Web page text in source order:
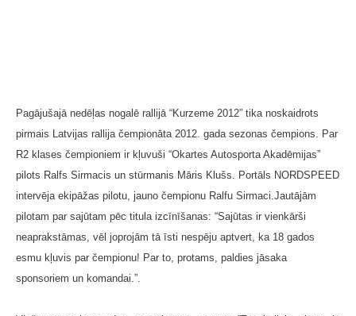
Pagājušajā nedēļas nogalē rallijā “Kurzeme 2012” tika noskaidrots
pirmais Latvijas rallija čempionāta 2012. gada sezonas čempions. Par
R2 klases čempioniem ir kļuvuši “Okartes Autosporta Akadēmijas”
pilots Ralfs Sirmacis un stūrmanis Māris Klušs. Portāls NORDSPEED
intervēja ekipāžas pilotu, jauno čempionu Ralfu Sirmaci.Jautājām
pilotam par sajūtam pēc titula izcīnīšanas: “Sajūtas ir vienkārši
neaprakstāmas, vēl joprojām tā īsti nespēju aptvert, ka 18 gados
esmu kļuvis par čempionu! Par to, protams, paldies jāsaka
sponsoriem un komandai.”.